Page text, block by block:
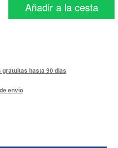
Añadir a la cesta
gratuitas hasta 90 días
envío